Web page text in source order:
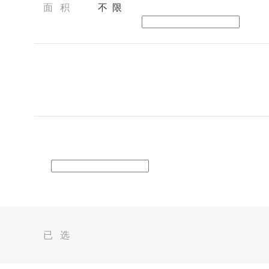
面 积 不 限
已 选